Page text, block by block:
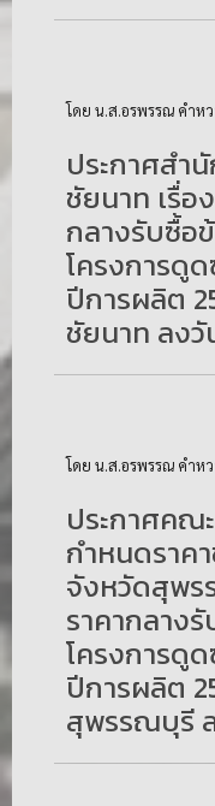
โดย น.ส.อรพรรณ คำห
ประกาศสำ
ชัยนาท เรื่อ
กลางรับซื้อ
โครงการดู
ปีการผลิต
ชัยนาท ลงวั
โดย น.ส.อรพรรณ คำห
ประกาศคณ
กำหนดราค
จังหวัดสุพร
ราคากลาง
โครงการดู
ปีการผลิต
สุพรรณบุรี